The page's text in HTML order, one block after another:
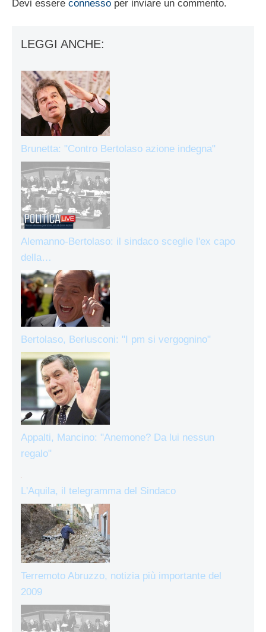
Devi essere connesso per inviare un commento.
LEGGI ANCHE:
Brunetta: "Contro Bertolaso azione indegna"
Alemanno-Bertolaso: il sindaco sceglie l'ex capo
della…
Bertolaso, Berlusconi: "I pm si vergognino"
Appalti, Mancino: "Anemone? Da lui nessun
regalo"
L'Aquila, il telegramma del Sindaco
Terremoto Abruzzo, notizia più importante del
2009